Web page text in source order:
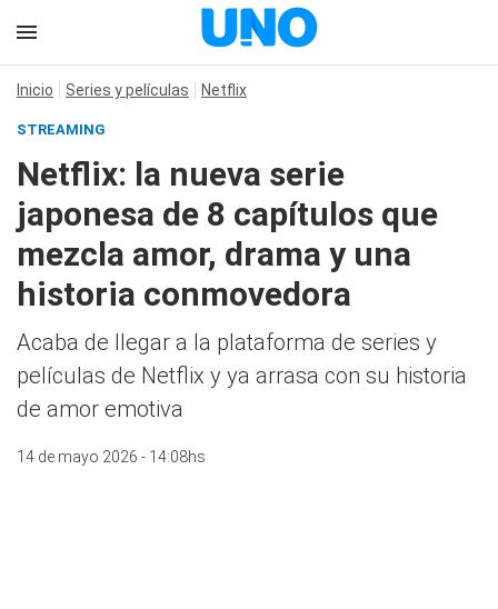
Inicio Series y películas Netflix
STREAMING
Netflix: la nueva serie
japonesa de 8 capítulos que
mezcla amor, drama y una
historia conmovedora
Acaba de llegar a la plataforma de series y
películas de Netflix y ya arrasa con su historia
de amor emotiva
14 de mayo 2026 - 14:08hs